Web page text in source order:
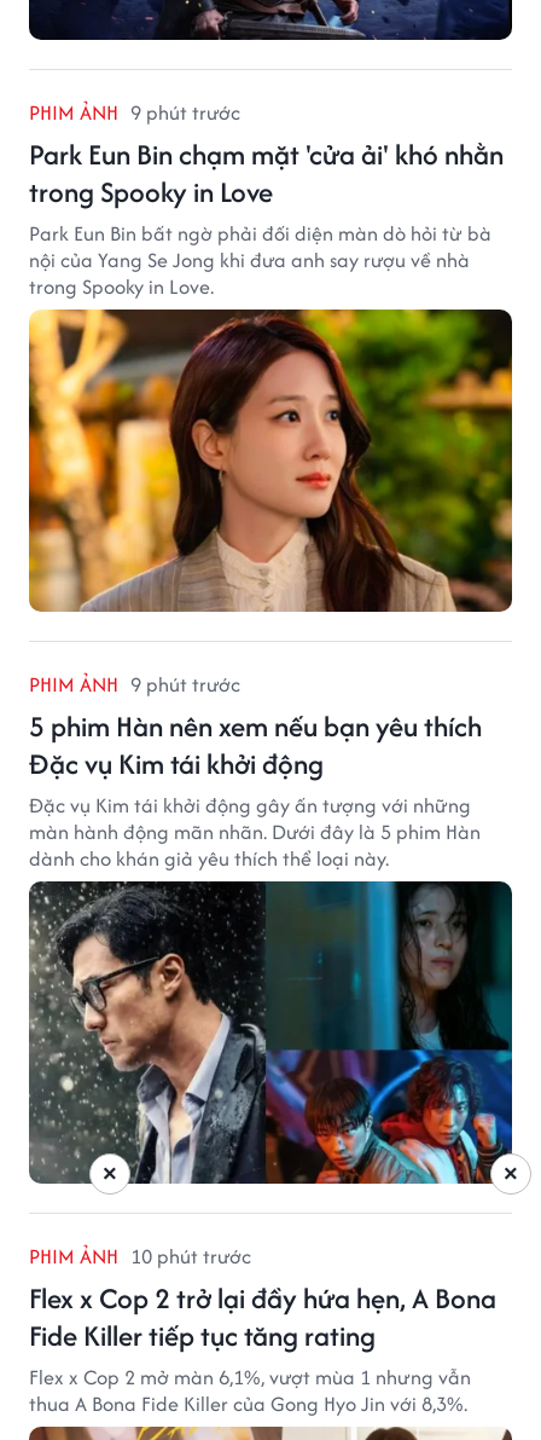
PHIM ẢNH 9 phút trước
Park Eun Bin chạm mặt 'cửa ải' khó nhằn
trong Spooky in Love
Park Eun Bin bất ngờ phải đối diện màn dò hỏi từ bà
nội của Yang Se Jong khi đưa anh say rượu về nhà
trong Spooky in Love.
PHIM ẢNH 9 phút trước
5 phim Hàn nên xem nếu bạn yêu thích
Đặc vụ Kim tái khởi động
Đặc vụ Kim tái khởi động gây ấn tượng với những
màn hành động mãn nhãn. Dưới đây là 5 phim Hàn
dành cho khán giả yêu thích thể loại này.
PHIM ẢNH 10 phút trước
Flex x Cop 2 trở lại đầy hứa hẹn, A Bona
Fide Killer tiếp tục tăng rating
Flex x Cop 2 mở màn 6,1%, vượt mùa 1 nhưng vẫn
thua A Bona Fide Killer của Gong Hyo Jin với 8,3%.
×
×